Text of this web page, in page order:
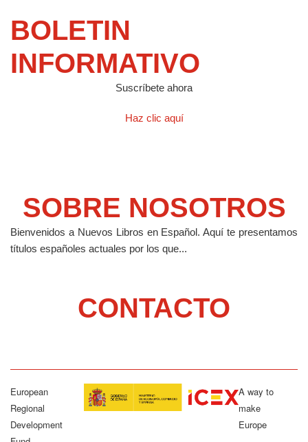
BOLETIN
INFORMATIVO
Suscríbete ahora
Haz clic aquí
SOBRE NOSOTROS
Bienvenidos a Nuevos Libros en Español.Aquí te presentamos
títulos españoles actuales por los que...
CONTACTO
European
Regional
Development
A way to
make
Europe